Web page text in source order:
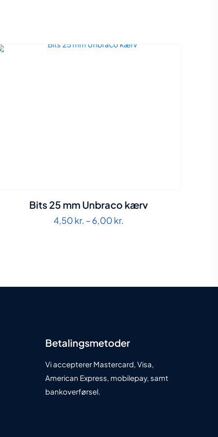
Bits 25 mm Unbraco kærv
4,50 kr. – 6,00 kr.
Betalingsmetoder
Vi accepterer Mastercard, Visa,
American Express, mobilepay, samt
bankoverførsel.